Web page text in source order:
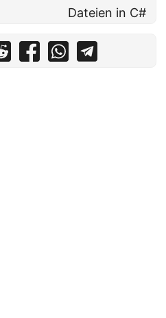
Dateien in C#